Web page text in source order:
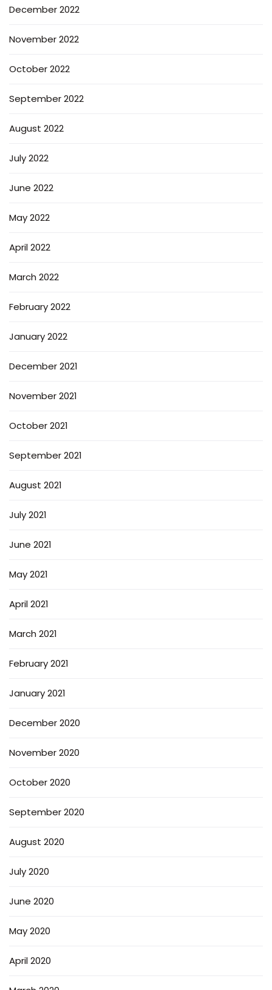
December 2022
November 2022
October 2022
September 2022
August 2022
July 2022
June 2022
May 2022
April 2022
March 2022
February 2022
January 2022
December 2021
November 2021
October 2021
September 2021
August 2021
July 2021
June 2021
May 2021
April 2021
March 2021
February 2021
January 2021
December 2020
November 2020
October 2020
September 2020
August 2020
July 2020
June 2020
May 2020
April 2020